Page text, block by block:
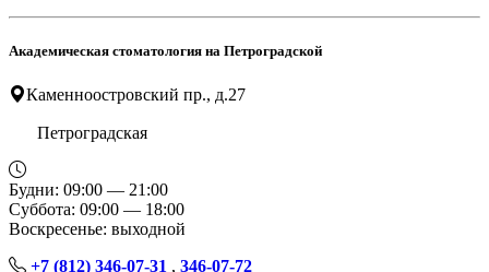
Академическая стоматология на Петроградской
Каменноостровский пр., д.27
Петроградская
Будни: 09:00 — 21:00
Суббота: 09:00 — 18:00
Воскресенье: выходной
+7 (812) 346-07-31 , 346-07-72